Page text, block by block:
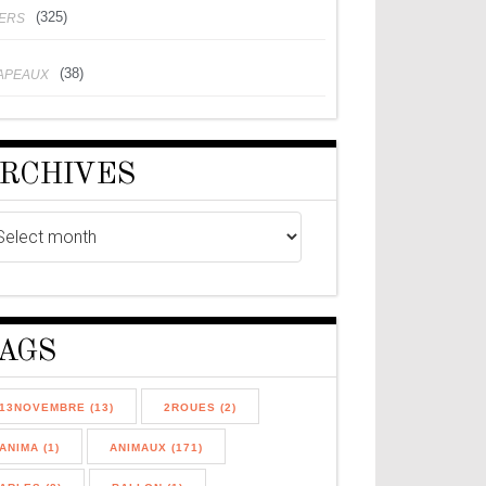
(325)
(38)
13NOVEMBRE (13) 2ROUES (2)
ANIMA (1) ANIMAUX (171)